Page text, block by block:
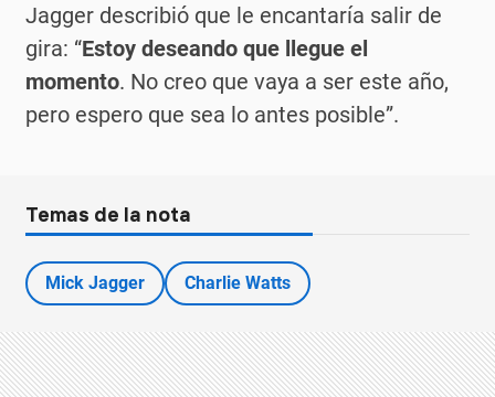
Jagger describió que le encantaría salir de
gira: “Estoy deseando que llegue el
momento. No creo que vaya a ser este año,
pero espero que sea lo antes posible”.
Temas de la nota
Mick Jagger Charlie Watts